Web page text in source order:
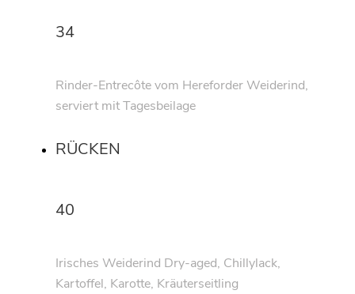
34
Rinder-Entrecôte vom Hereforder Weiderind,
serviert mit Tagesbeilage
RÜCKEN
40
Irisches Weiderind Dry-aged, Chillylack,
Kartoffel, Karotte, Kräuterseitling